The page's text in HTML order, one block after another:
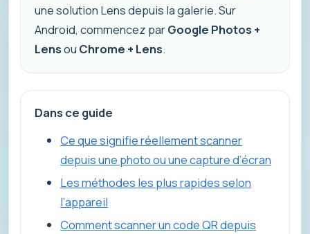
une solution Lens depuis la galerie. Sur
Android, commencez parGoogle Photos +
Lensou Chrome + Lens.
Dans ce guide
Ce que signifie réellement scanner
depuis une photo ou une capture d’écran
Les méthodes les plus rapides selon
l’appareil
Comment scanner un code QR depuis